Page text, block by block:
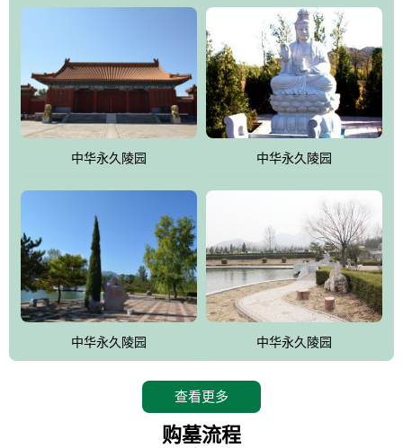
中华永久陵园 中华永久陵园
中华永久陵园 中华永久陵园
查看更多
购墓流程